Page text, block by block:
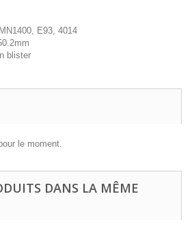
E93, 4014
blister
le moment.
DANS LA MÊME